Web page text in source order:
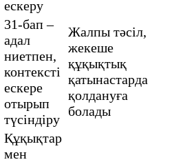
ескеру
31-бап –
адал
ниетпен,
контексті
ескере
отырып
түсіндіру
Жалпы тәсіл,
жекеше
құқықтық
қатынастарда
қолдануға
болады
Құқықтар
мен